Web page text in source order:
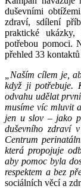
duševními
zdraví, sdílení
praktické
potřebou pomoci.
přehled 33
„Naším cílem je,
když ji potřebuje.
odvahu udělat
musíme víc mluvit
jen u slov – jako
duševního zdraví
Centrum
která propojuje
aby pomoc byla
respektem a bez
sociálních věcí a